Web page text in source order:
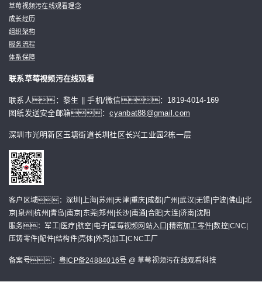
草莓视频污在线观看理念
成长经历
组织架构
服务流程
体系保障
联系草莓视频污在线观看
联系人：黎生 || 手机/微信：1819-4014-169
图纸发送安全邮箱：cyanbat88@gmail.com
深圳市光明新区玉塘街道长圳社区长兴工业园2栋一层
客户区域：深圳|上海|苏州|天津|重庆|成都|广州|武汉|无锡|宁波|佛山|北
京|泉州|杭州|青岛|南京|东莞|郑州|长沙|南通|合肥|大连|济南|沈阳
服务：军工|医疗|航空|电子|草莓视频网站入口 精密加工零件 |数控|CNC|
压铸零件|配件|结构件|壳体|外壳|加工|CNC工厂
备案号： 粤ICP备24884016号 @ 草莓视频污在线观看科技